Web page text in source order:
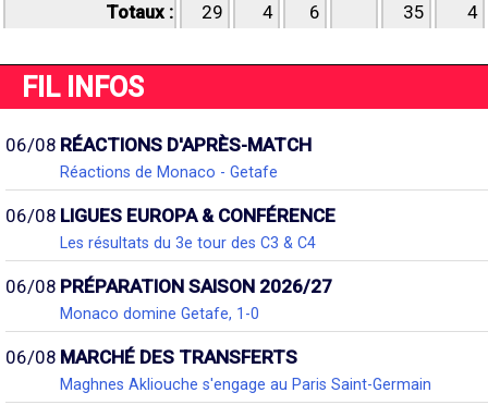
Totaux :
29 4 6 35 4
FIL INFOS
06/08 RÉACTIONS D'APRÈS-MATCH
Réactions de Monaco - Getafe
06/08 LIGUES EUROPA & CONFÉRENCE
Les résultats du 3e tour des C3 & C4
06/08 PRÉPARATION SAISON 2026/27
Monaco domine Getafe, 1-0
06/08 MARCHÉ DES TRANSFERTS
Maghnes Akliouche s'engage au Paris Saint-Germain